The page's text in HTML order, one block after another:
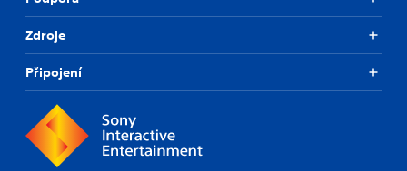
Zdroje
Připojení